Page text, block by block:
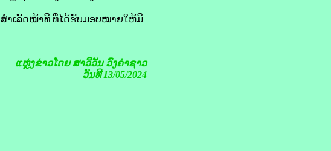
ສຳເລັດໜ້າທີ ທີ່ໄດ້ຮັບມອບໝາຍໃຫ້ມີ
ແຫຼ່ງຂ່າວໂດຍສາວີວັນ ວົງຄຳຊາວ
ວັນທີ 13/05/2024